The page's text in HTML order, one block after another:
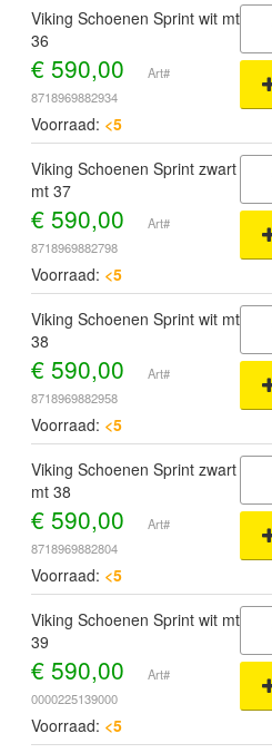
Viking Schoenen Sprint wit mt
36
€ 590,00
Art#
8718969882934
Voorraad: <5
Viking Schoenen Sprint zwart
mt 37
€ 590,00
Art#
8718969882798
Voorraad: <5
Viking Schoenen Sprint wit mt
38
€ 590,00
Art#
8718969882958
Voorraad: <5
Viking Schoenen Sprint zwart
mt 38
€ 590,00
Art#
8718969882804
Voorraad: <5
Viking Schoenen Sprint wit mt
39
€ 590,00
Art#
0000225139000
Voorraad: <5